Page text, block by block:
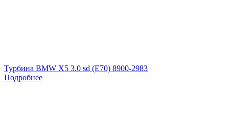
Турбина BMW X5 3.0 sd (E70) 8900-2983
Подробнее